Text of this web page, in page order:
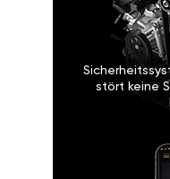
stört keine